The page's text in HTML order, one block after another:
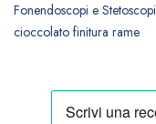
Fonendoscopi e Stetoscopi
cioccolato finitura rame